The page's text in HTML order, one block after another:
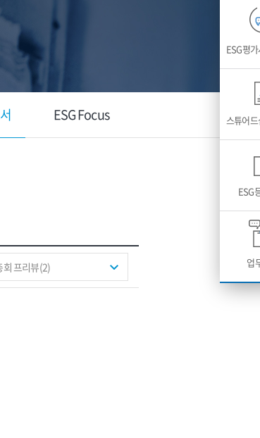
ESG Focus
프리뷰(2)
ESG평
스튜어
ESG
업